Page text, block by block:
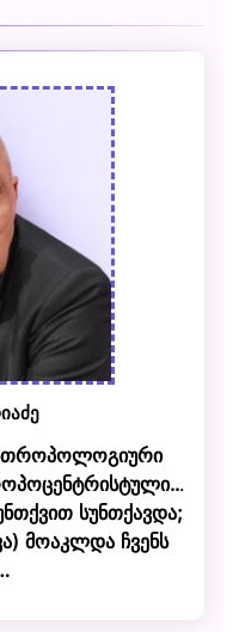
.
სუნთქავდა;
მოაკლდა ჩვენს